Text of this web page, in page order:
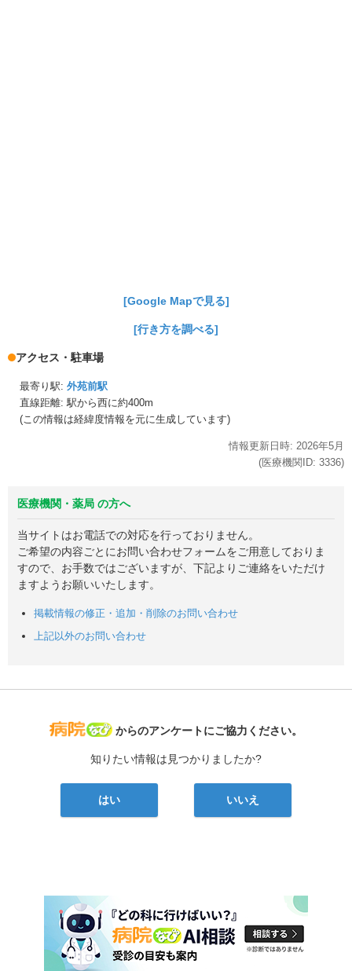
[Google Mapで見る]
[行き方を調べる]
アクセス・駐車場
最寄り駅: 外苑前駅
直線距離: 駅から西に約400m
(この情報は経緯度情報を元に生成しています)
情報更新日時: 2026年5月
(医療機関ID: 3336)
医療機関・薬局 の方へ
当サイトはお電話での対応を行っておりません。
ご希望の内容ごとにお問い合わせフォームをご用意しておりま
すので、お手数ではございますが、下記よりご連絡をいただけ
ますようお願いいたします。
掲載情報の修正・追加・削除のお問い合わせ
上記以外のお問い合わせ
病院なび
からのアンケートにご協力ください。
知りたい情報は見つかりましたか?
はい いいえ